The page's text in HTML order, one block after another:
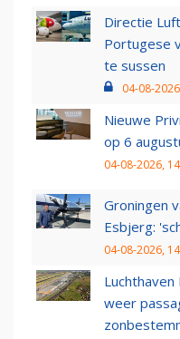
Directie
Portugese
te sussen
04-08-
Nieuwe
op 6
04-08-2026,
Groningen
Esbjerg:
04-08-2026,
weer